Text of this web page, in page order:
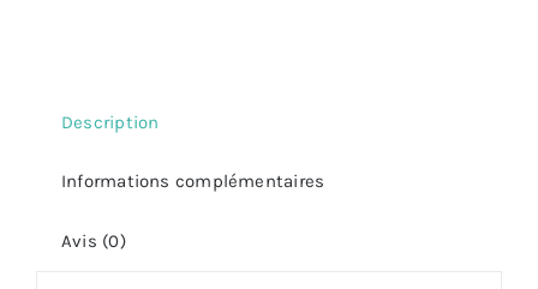
Description
Informations complémentaires
Avis (0)